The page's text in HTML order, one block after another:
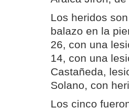
Los heridos
balazo en la
26, con una
14, con una
Castañeda,
Solano, con
Los cinco